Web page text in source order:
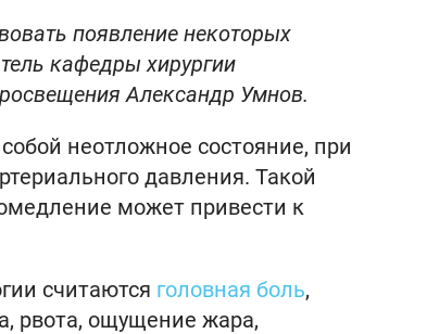
появление некоторых
кафедры хирургии
Александр Умнов.
неотложное состояние, при
давления. Такой
может привести к
считаются головная боль,
рвота, ощущение жара,